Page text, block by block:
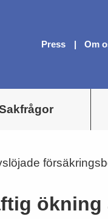
Press Om
ökning